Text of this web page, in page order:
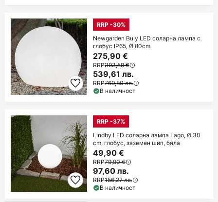
RRP -30%
Newgarden Buly LED соларна лампа с
глобус IP65, Ø 80cm
275,90 €
RRP393,59 €
539,61 лв.
RRP769,80 лв.
В наличност
RRP -37%
Lindby LED соларна лампа Lago, Ø 30
cm, глобус, заземен шип, бяла
49,90 €
RRP79,90 €
97,60 лв.
RRP156,27 лв.
В наличност